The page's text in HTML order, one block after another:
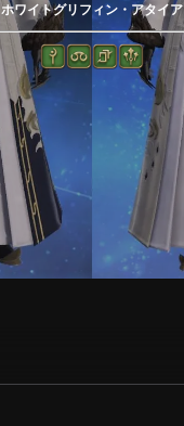
ホワイトグリフィン・アタイア